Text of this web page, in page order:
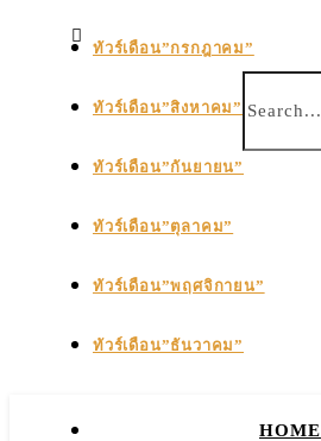
ทัวร์เดือน”กรกฎาคม”
ทัวร์เดือน”สิงหาคม”
ทัวร์เดือน”กันยายน”
ทัวร์เดือน”ตุลาคม”
ทัวร์เดือน”พฤศจิกายน”
ทัวร์เดือน”ธันวาคม”
HOME